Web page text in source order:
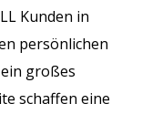
Kunden in
persönlichen
großes
schaffen eine